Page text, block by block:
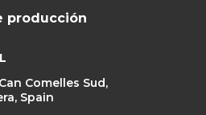
producción
Comelles Sud,
Spain